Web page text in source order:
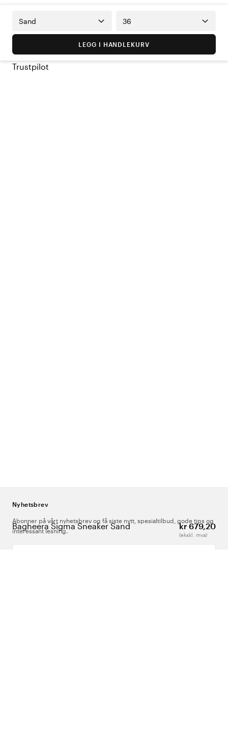
Bagheera Sigma Sneaker Sand kr 679,20
(ekskl. mva)
Sand 36
LEGG I HANDLEKURV
Trustpilot
Nyhetsbrev
Abonner på vårt nyhetsbrev og få siste nytt, spesialtilbud, gode tips og
interessant lesning.
Skriv inn din e-postadresse